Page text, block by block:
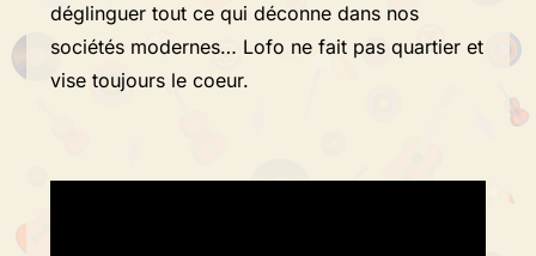
déglinguer tout ce qui déconne dans nos
sociétés modernes… Lofo ne fait pas quartier et
vise toujours le coeur.